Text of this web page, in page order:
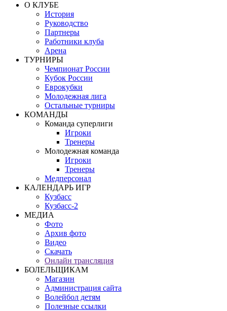
О КЛУБЕ
История
Руководство
Партнеры
Работники клуба
Арена
ТУРНИРЫ
Чемпионат России
Кубок России
Еврокубки
Молодежная лига
Остальные турниры
КОМАНДЫ
Команда суперлиги
Игроки
Тренеры
Молодежная команда
Игроки
Тренеры
Медперсонал
КАЛЕНДАРЬ ИГР
Кузбасс
Кузбасс-2
МЕДИА
Фото
Архив фото
Видео
Скачать
Онлайн трансляция
БОЛЕЛЬЩИКАМ
Магазин
Администрация сайта
Волейбол детям
Полезные ссылки